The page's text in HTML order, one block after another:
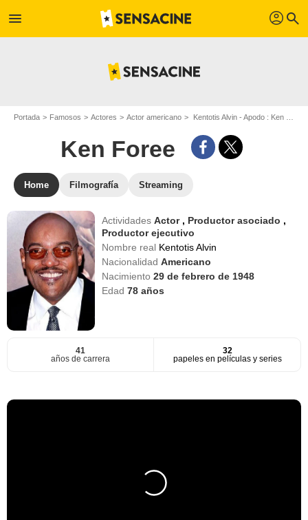
menu profil search
Portada Famosos Actores Actor americano Kentotis Alvin - Apodo : Ken Foree
Ken Foree
Home Filmografía Streaming
ActividadesActor , Productor asociado ,
Productor ejecutivo
Nombre real Kentotis Alvin
NacionalidadAmericano
Nacimiento29 de febrero de 1948
Edad78 años
41
años de carrera
32
papeles en películas y series